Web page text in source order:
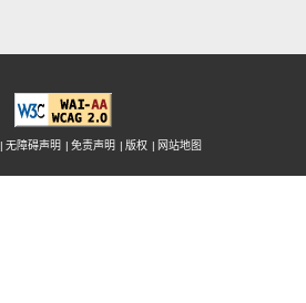
| 无障碍声明 | 免责声明 | 版权 | 网站地图